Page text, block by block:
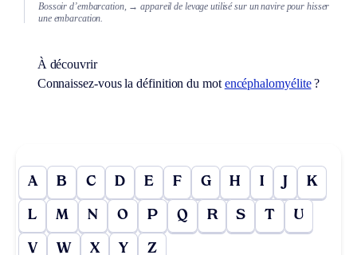
Bossoir d’embarcation, → appareil de levage utilisé sur un navire pour hisser
une embarcation.
À découvrir
Connaissez-vous la définition du mot encéphalomyélite?
A B C D E F G H I J K
L M N O P Q R S T U
V W X Y Z